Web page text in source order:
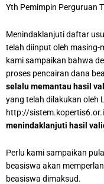
Yth Pemimpin Perguruan
Menindaklanjuti daftar
telah diinput oleh masing-
kami sampaikan bahwa
proses pencairan dana
selalu memantau hasil
yang telah dilakukan oleh
http://
menindaklanjuti hasil
Perlu kami sampaikan
beasiswa akan
beasiswa dimaksud.